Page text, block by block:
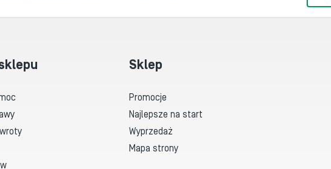
Sklep
Promocje
Najlepsze na start
Wyprzedaż
Mapa strony